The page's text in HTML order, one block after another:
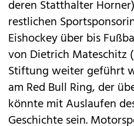
deren Statthalter
restlichen
Eishockey über bis
von Dietrich
Stiftung weiter geführt
am Red Bull Ring, der
könnte mit Auslaufen
Geschichte sein.